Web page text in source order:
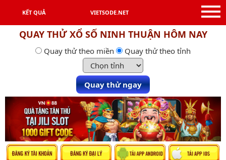
KẾT QUẢ VIETSODE.NET
QUAY THỬ XỔ SỐ NINH THUẬN HÔM NAY
Quay thử theo miền Quay thử theo tỉnh
Quay thử ngay